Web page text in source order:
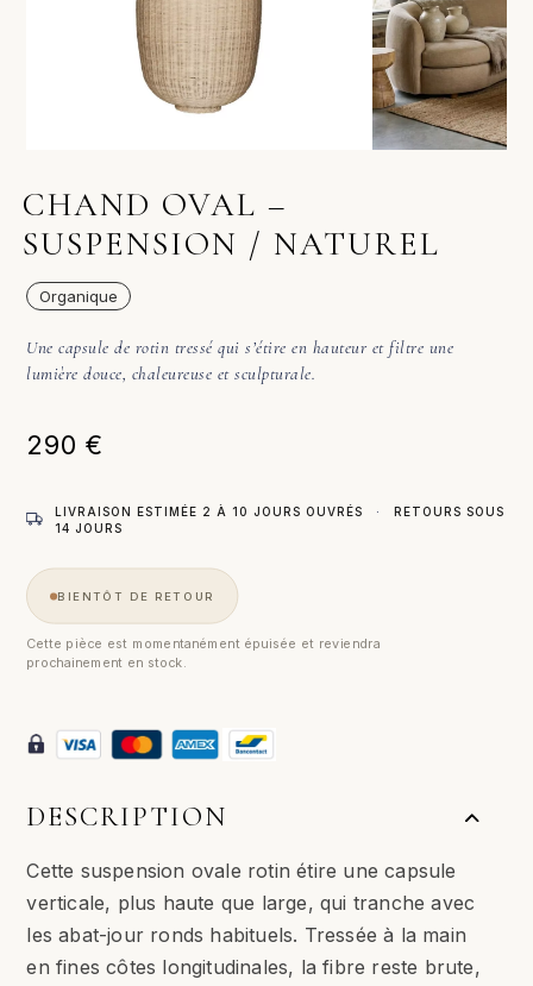
CHAND OVAL –
SUSPENSION / NATUREL
Organique
Une capsule de rotin tressé qui s’étire en hauteur et filtre une
lumière douce, chaleureuse et sculpturale.
290€
LIVRAISON ESTIMÉE 2 À 10 JOURS OUVRÉS ·
RETOURS SOUS
14 JOURS
BIENTÔT DE RETOUR
Cette pièce est momentanément épuisée et reviendra
prochainement en stock.
DESCRIPTION
Cette suspension ovale rotin étire une capsule
verticale, plus haute que large, qui tranche avec
les abat-jour ronds habituels. Tressée à la main
en fines côtes longitudinales, la fibre reste brute,